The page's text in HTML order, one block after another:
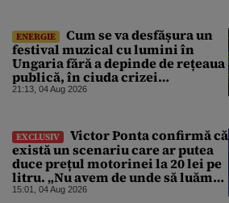
ENERGIE
Cum se va desfășura un
festival muzical cu lumini în
Ungaria fără a depinde de rețeaua
publică, în ciuda crizei
energetice
21:13, 04 Aug 2026
EXCLUSIV
Victor Ponta confirmă că
există un scenariu care ar putea
duce prețul motorinei la 20 lei pe
litru. „Nu avem de unde să luăm
petrol”
15:01, 04 Aug 2026